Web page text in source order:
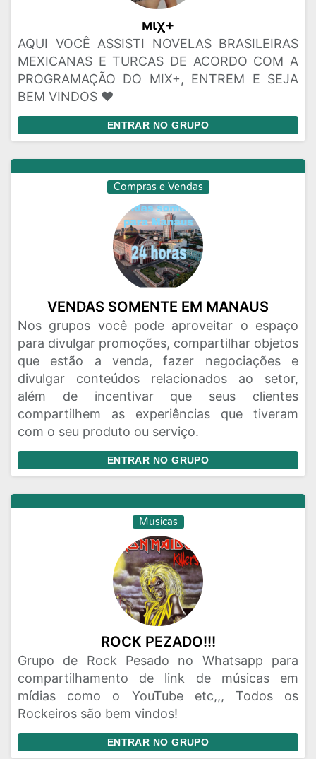
мιχ+
AQUI VOCÊ ASSISTI NOVELAS BRASILEIRAS
MEXICANAS E TURCAS DE ACORDO COM A
PROGRAMAÇÃO DO MIX+, ENTREM E SEJA
BEM VINDOS ♥️
ENTRAR NO GRUPO
Compras e Vendas
VENDAS SOMENTE EM MANAUS
Nos grupos você pode aproveitar o espaço
para divulgar promoções, compartilhar objetos
que estão a venda, fazer negociações e
divulgar conteúdos relacionados ao setor,
além de incentivar que seus clientes
compartilhem as experiências que tiveram
com o seu produto ou serviço.
ENTRAR NO GRUPO
Musicas
ROCK PEZADO!!!
Grupo de Rock Pesado no Whatsapp para
compartilhamento de link de músicas em
mídias como o YouTube etc,,, Todos os
Rockeiros são bem vindos!
ENTRAR NO GRUPO